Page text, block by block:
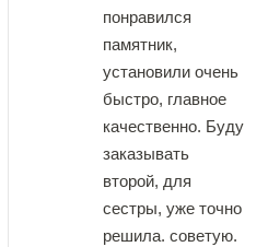
понравился
памятник,
установили очень
быстро, главное
качественно. Буду
заказывать
второй, для
сестры, уже точно
решила. советую.